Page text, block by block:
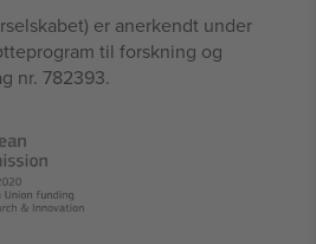
er anerkendt under
til forskning og
nr. 782393.